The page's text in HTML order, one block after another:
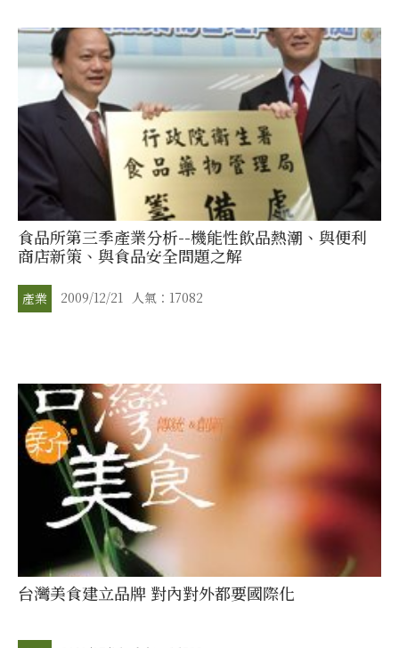
食品所第三季產業分析--機能性飲品熱潮、與便利
商店新策、與食品安全問題之解
產業 2009/12/21 人氣：17082
台灣美食建立品牌 對內對外都要國際化